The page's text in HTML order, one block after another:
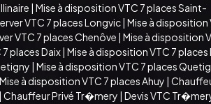
| Mise à disposition VTC 7 places Saint-
VTC 7 places Longvic| Mise à disposition
VTC 7 places Chenôve | Mise à disposition
7 places Daix| Mise à disposition VTC 7 places
| Mise à disposition VTC 7 places
Mise à disposition VTC 7 places Ahuy |
| Chauffeur Privé Tr�mery | Devis VTC